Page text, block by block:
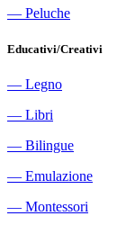
― Peluche
Educativi/Creativi
― Legno
― Libri
― Bilingue
― Emulazione
― Montessori